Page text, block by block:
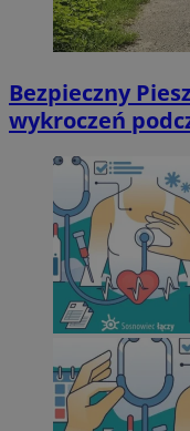
Bezpieczny
wykroczeń